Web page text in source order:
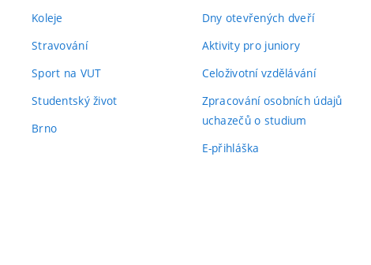
Koleje
Stravování
Sport na VUT
Studentský život
Brno
Dny otevřených dveří
Aktivity pro juniory
Celoživotní vzdělávání
Zpracování osobních údajů
uchazečů o studium
E-přihláška